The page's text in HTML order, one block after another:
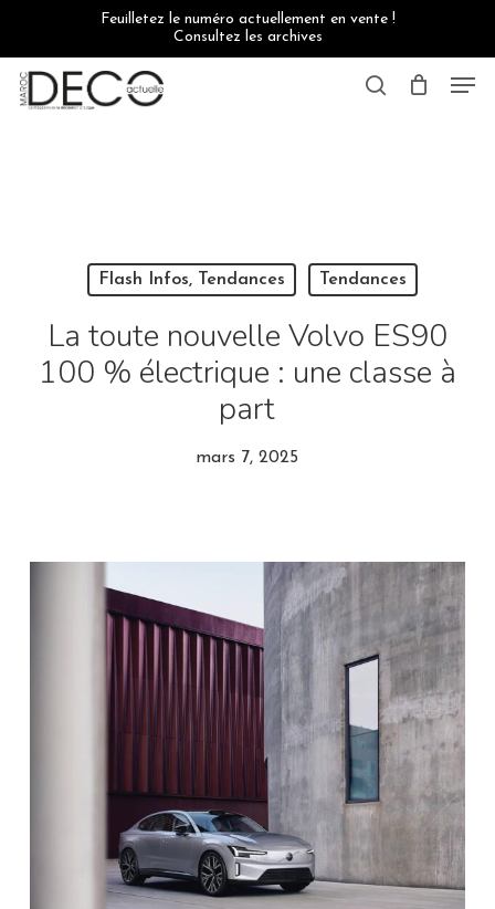
Feuilletez le numéro actuellement en vente !
Consultez les archives
search
Flash Infos, Tendances Tendances
La toute nouvelle Volvo ES90
100 % électrique : une classe à
part
mars 7, 2025